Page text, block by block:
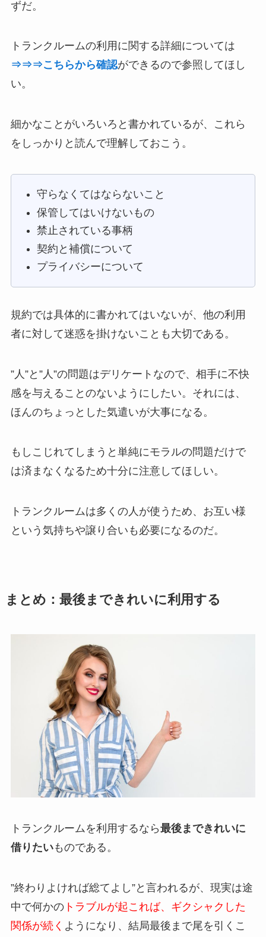
ずだ。
トランクルームの利用に関する詳細については
⇒⇒⇒こちらから確認ができるので参照してほし
い。
細かなことがいろいろと書かれているが、これら
をしっかりと読んで理解しておこう。
守らなくてはならないこと
保管してはいけないもの
禁止されている事柄
契約と補償について
プライバシーについて
規約では具体的に書かれてはいないが、他の利用
者に対して迷惑を掛けないことも大切である。
”人”と”人”の問題はデリケートなので、相手に不快
感を与えることのないようにしたい。それには、
ほんのちょっとした気遣いが大事になる。
もしこじれてしまうと単純にモラルの問題だけで
は済まなくなるため十分に注意してほしい。
トランクルームは多くの人が使うため、お互い様
という気持ちや譲り合いも必要になるのだ。
まとめ：最後まできれいに利用する
トランクルームを利用するなら最後まできれいに
借りたいものである。
”終わりよければ総てよし”と言われるが、現実は途
中で何かのトラブルが起これば、ギクシャクした
関係が続く ようになり、結局最後まで尾を引く こ